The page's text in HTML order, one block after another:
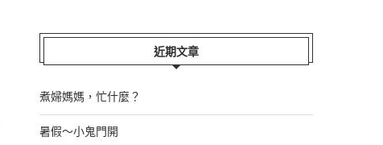
近期文章
煮婦媽媽，忙什麼？
暑假～小鬼門開